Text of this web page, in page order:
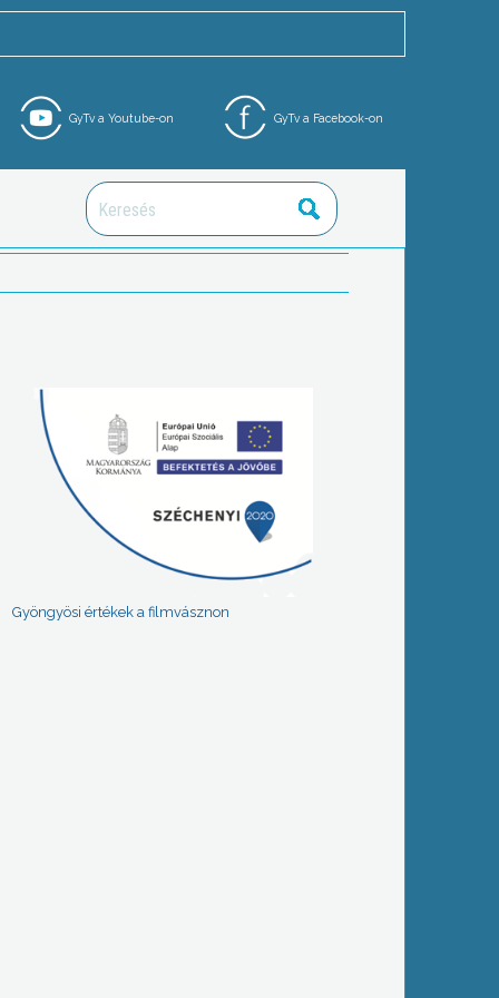
GyTv a Facebook-on
GyTv a Youtube-on
Gyöngyösi értékek a filmvásznon